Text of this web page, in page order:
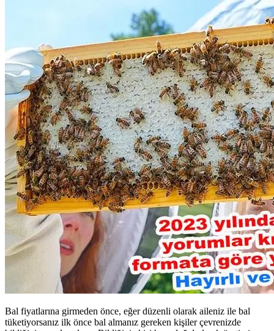
Bal fiyatlarına girmeden önce, eğer düzenli olarak aileniz ile bal
tüketiyorsanız ilk önce bal almanız gereken kişiler çevrenizde